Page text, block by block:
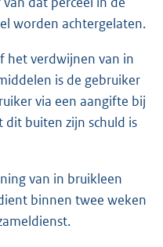
worden achtergelaten.
het verdwijnen van in
is de gebruiker
via een aangifte bij
buiten zijn schuld is
van in bruikleen
binnen twee weken